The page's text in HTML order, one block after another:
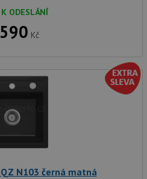
ODESLÁNÍ
Kč
N103 černá matná